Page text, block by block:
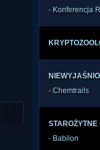
- Konferencja
- Chemtrails
- Babilon